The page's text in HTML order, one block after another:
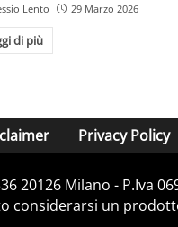
Lento 29 Marzo 2026
di più
Privacy Policy
20126 Milano - P.Iva
un